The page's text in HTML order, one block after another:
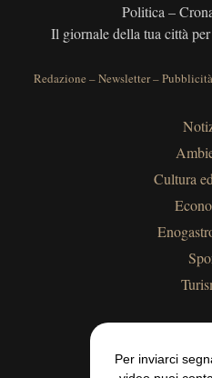
Politica –
Il giornale della tua città
Redazione –Newsletter–Pubblicità
Cultura
Per inviarci